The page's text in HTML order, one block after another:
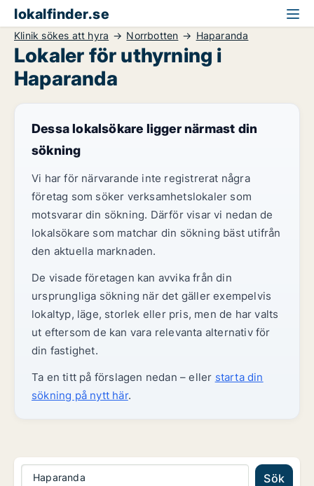
lokalfinder.se
Klinik sökes att hyra Norrbotten Haparanda
Lokaler för uthyrning i
Haparanda
Dessa lokalsökare ligger närmast din
sökning
Vi har för närvarande inte registrerat några
företag som söker verksamhetslokaler som
motsvarar din sökning. Därför visar vi nedan de
lokalsökare som matchar din sökning bäst utifrån
den aktuella marknaden.
De visade företagen kan avvika från din
ursprungliga sökning när det gäller exempelvis
lokaltyp, läge, storlek eller pris, men de har valts
ut eftersom de kan vara relevanta alternativ för
din fastighet.
Ta en titt på förslagen nedan – eller starta din
sökning på nytt här.
Haparanda Sök